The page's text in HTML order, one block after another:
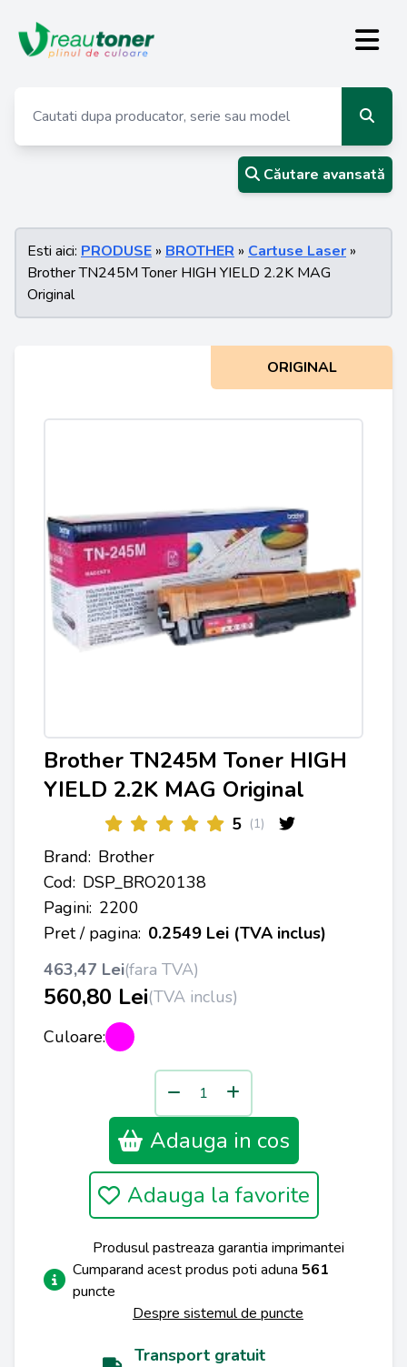
Căutare avansată
Esti aici: PRODUSE » BROTHER » Cartuse Laser »
Brother TN245M Toner HIGH YIELD 2.2K MAG
Original
ORIGINAL
Brother TN245M Toner HIGH
YIELD 2.2K MAG Original
5 (1)
Brand: Brother
Cod: DSP_BRO20138
Pagini: 2200
Pret / pagina: 0.2549 Lei (TVA inclus)
463,47 Lei(fara TVA)
560,80 Lei(TVA inclus)
Culoare:
Adauga in cos
Adauga la favorite
Produsul pastreaza garantia imprimantei
Cumparand acest produs poti aduna 561
puncte
Despre sistemul de puncte
Transport gratuit